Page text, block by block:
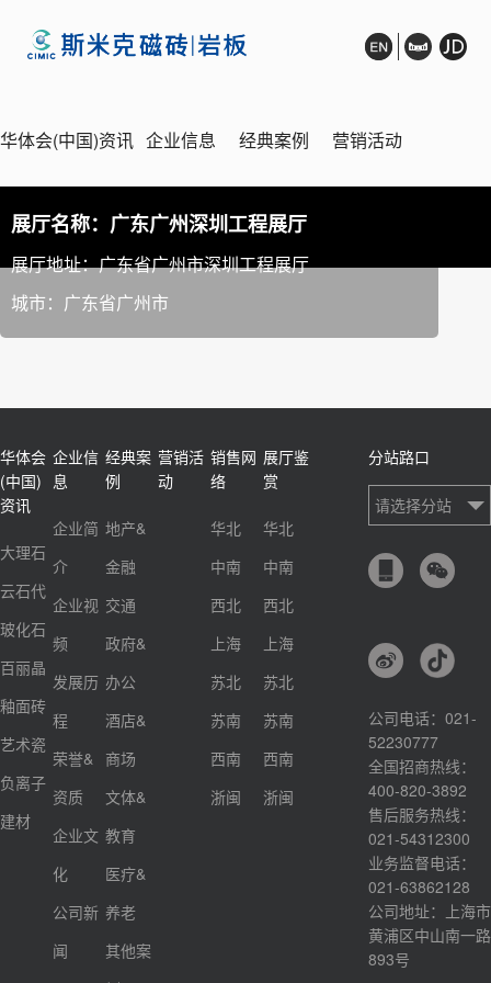
华体会(中国)资讯 企业信息 经典案例 营销活动
全国招商 销售网络 展厅鉴赏 在线客服
展厅名称：广东广州深圳工程展厅
展厅地址：广东省广州市深圳工程展厅
城市：广东省广州市
华体会
(中国)
资讯
大理石
云石代
玻化石
百丽晶
釉面砖
艺术瓷
负离子
建材
企业信
息
企业简
介
企业视
频
发展历
程
荣誉&
资质
企业文
化
公司新
闻
经典案
例
地产&
金融
交通
政府&
办公
酒店&
商场
文体&
教育
医疗&
养老
其他案
营销活
动
销售网
络
华北
中南
西北
上海
苏北
苏南
西南
浙闽
展厅鉴
赏
华北
中南
西北
上海
苏北
苏南
西南
浙闽
分站路口
请选择分站
公司电话：021-
52230777
全国招商热线：
400-820-3892
售后服务热线：
021-54312300
业务监督电话：
021-63862128
公司地址：上海市
黄浦区中山南一路
893号